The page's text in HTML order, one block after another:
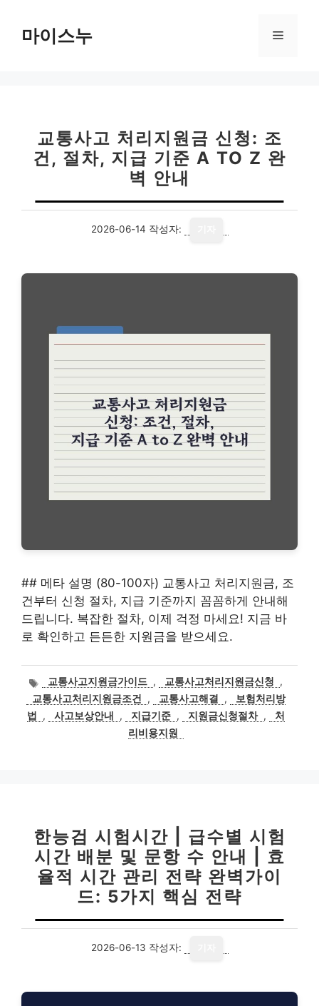
마이스누 메
교통사고 처리지원금 신청: 조
건, 절차, 지급 기준 A TO Z 완
벽 안내
2026-06-14 작성자:
## 메타 설명 (80-100자) 교통사고 처리지원금, 조
건부터 신청 절차, 지급 기준까지 꼼꼼하게 안내해
드립니다. 복잡한 절차, 이제 걱정 마세요! 지금 바
로 확인하고 든든한 지원금을 받으세요.
태
그
교통사고지원금가이드 , 교통사고처리지원금신청
,
교통사고처리지원금조건
, 교통사고해결 ,
보험처리방
법
, 사고보상안내 , 지급기준 , 지원금신청절차 ,
처
리비용지원
한능검 시험시간 | 급수별 시험
시간 배분 및 문항 수 안내 | 효
율적 시간 관리 전략 완벽가이
드: 5가지 핵심 전략
2026-06-13 작성자: